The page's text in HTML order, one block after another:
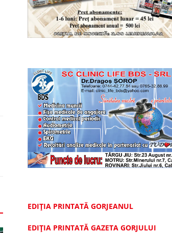
EDIȚIA PRINTATĂ GORJEANUL
EDIŢIA PRINTATĂ GAZETA GORJULUI